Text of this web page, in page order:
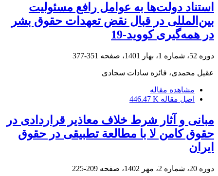
استناد دولت‌ها به عوامل رافع مسئولیت
بین‌المللی در قبال نقض تعهدات حقوق بشر
در همه‌گیری کووید-19
دوره 52، شماره 1، بهار 1401، صفحه 351-377
عقیل محمدی، فائزه سادات سجادی
مشاهده مقاله
اصل مقاله 446.47 K
مبانی و آثار شرط خلاف معاذیر قراردادی در
حقوق کامن لا با مطالعة تطبیقی در حقوق
ایران
دوره 20، شماره 2، مهر 1402، صفحه 209-225